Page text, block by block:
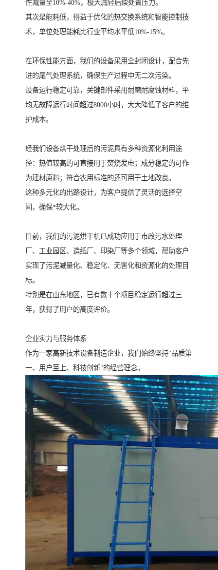
性减量至10%-40%，极大减轻后续处置压力。
其次是能耗低，得益于优化的热交换系统和智能控制技
术，单位处理能耗比行业平均水平低10%-15%。
在环保性能方面，我们的设备采用全封闭设计，配合先
进的尾气处理系统，确保生产过程中无二次污染。
设备运行稳定可靠，关键部件采用耐磨耐腐蚀材料，平
均无故障运行时间超过8000小时，大大降低了客户的维
护成本。
经我们设备烘干处理后的污泥具有多种资源化利用途
径：热值较高的可直接用于焚烧发电；成分稳定的可作
为建材原料；符合农用标准的还可用于土地改良。
这种多元化的出路设计，为客户提供了灵活的选择空
间，确保*较大化。
目前，我们的污泥烘干机已成功应用于市政污水处理
厂、工业园区、造纸厂、印染厂等多个领域，帮助客户
实现了污泥减量化、稳定化、无害化和资源化的处理目
标。
特别是在山东地区，已有数十个项目稳定运行超过三
年，获得了用户的高度评价。
企业实力与服务体系
作为一家高新技术设备制造企业，我们始终坚持"品质第
一、用户至上、科技创新"的经营理念。